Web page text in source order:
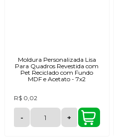
Moldura Personalizada Lisa
Para Quadros Revestida com
Pet Reciclado com Fundo
MDF e Acetato - 7x2
R$ 0,02
- +